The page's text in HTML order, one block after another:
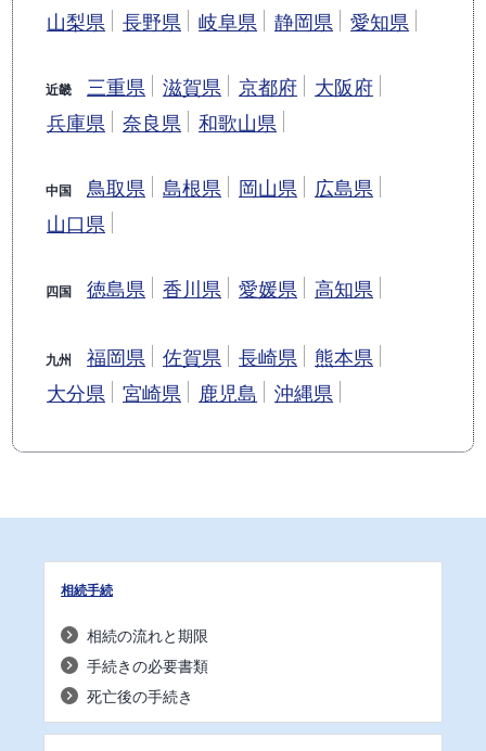
山梨県
長野県 岐阜県 静岡県 愛知県
近畿 三重県 滋賀県 京都府
大阪府
兵庫県
奈良県 和歌山県
中国 鳥取県 島根県 岡山県
広島県
山口県
四国 徳島県 香川県 愛媛県 高知県
九州 福岡県 佐賀県 長崎県
熊本県
大分県
宮崎県 鹿児島 沖縄県
相続手続
相続の流れと期限
手続きの必要書類
死亡後の手続き